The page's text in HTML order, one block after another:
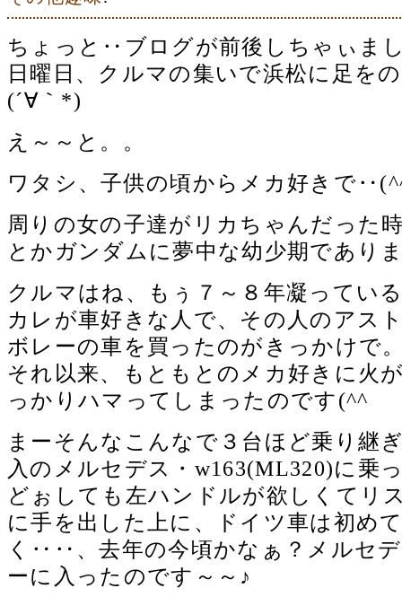
ちょっと‥ブログが前後しちゃぃま
日曜日、クルマの集いで浜松に足を
(´∀｀*)
え～～と。。
ワタシ、子供の頃からメカ好きで
周りの女の子達がリカちゃんだった
とかガンダムに夢中な幼少期であり
クルマはね、もぅ７～８年凝ってい
カレが車好きな人で、その人のアス
ボレーの車を買ったのがきっかけで
それ以来、もともとのメカ好きに火
っかりハマってしまったのです(^^ゞ
まーそんなこんなで３台ほど乗り継
入のメルセデス・w163(ML320)に乗
どぉしても左ハンドルが欲しくてリ
に手を出した上に、ドイツ車は初め
く‥‥、去年の今頃かなぁ？メルセ
ーに入ったのです～～♪